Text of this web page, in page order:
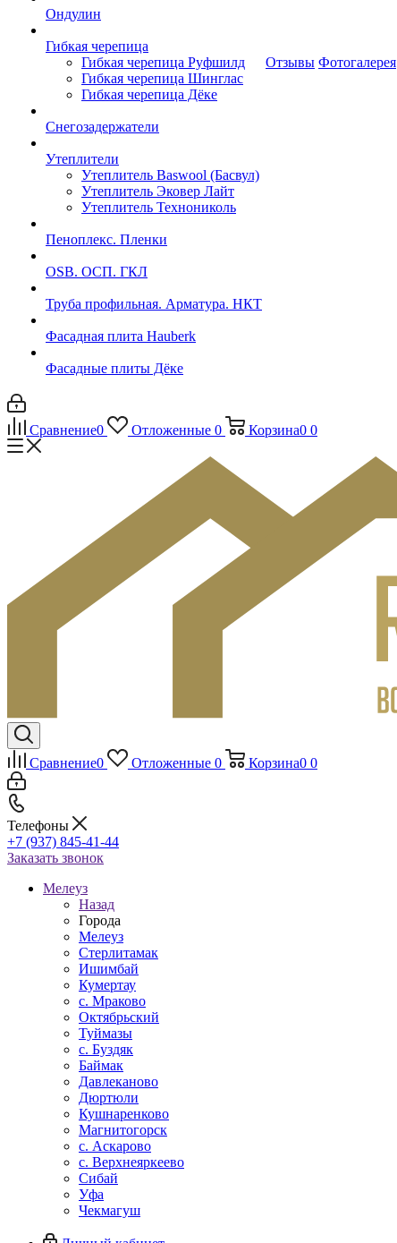
Ондулин
Гибкая черепица
Гибкая черепица Руфшилд
Гибкая черепица Шинглас
Гибкая черепица Дёке
Снегозадержатели
Утеплители
Утеплитель Baswool (Басвул)
Утеплитель Эковер Лайт
Утеплитель Технониколь
Пеноплекс. Пленки
OSB. ОСП. ГКЛ
Труба профильная. Арматура. НКТ
Фасадная плита Hauberk
Фасадные плиты Дёке
Отзывы Фотогалерея
Сравнение0 Отложенные 0 Корзина0 0
Сравнение0 Отложенные 0 Корзина0 0
Телефоны
+7 (937) 845-41-44
Заказать звонок
Мелеуз
Назад
Города
Мелеуз
Стерлитамак
Ишимбай
Кумертау
c. Мраково
Октябрьский
Туймазы
c. Буздяк
Баймак
Давлеканово
Дюртюли
Кушнаренково
Магнитогорск
с. Аскарово
с. Верхнеяркеево
Сибай
Уфа
Чекмагуш